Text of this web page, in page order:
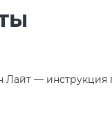
Лайт — инструкция